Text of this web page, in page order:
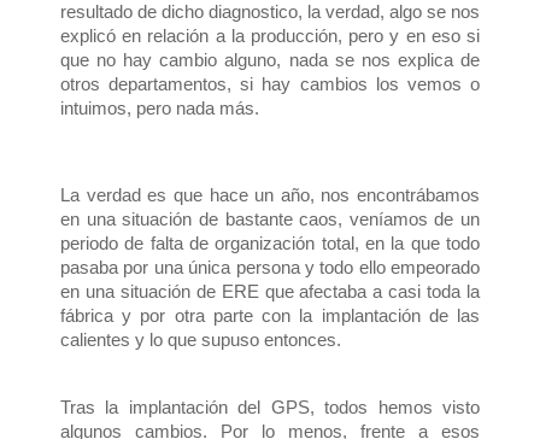
resultado de dicho diagnostico, la verdad, algo se nos
explicó en relación a la producción, pero y en eso si
que no hay cambio alguno, nada se nos explica de
otros departamentos, si hay cambios los vemos o
intuimos, pero nada más.
La verdad es que hace un año, nos encontrábamos
en una situación de bastante caos, veníamos de un
periodo de falta de organización total, en la que todo
pasaba por una única persona y todo ello empeorado
en una situación de ERE que afectaba a casi toda la
fábrica y por otra parte con la implantación de las
calientes y lo que supuso entonces.
Tras la implantación del GPS, todos hemos visto
algunos cambios. Por lo menos, frente a esos